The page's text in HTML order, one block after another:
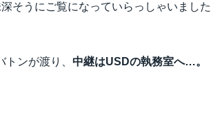
そうにご覧になっていらっしゃいました
トンが渡り、中継はUSDの執務室へ…。